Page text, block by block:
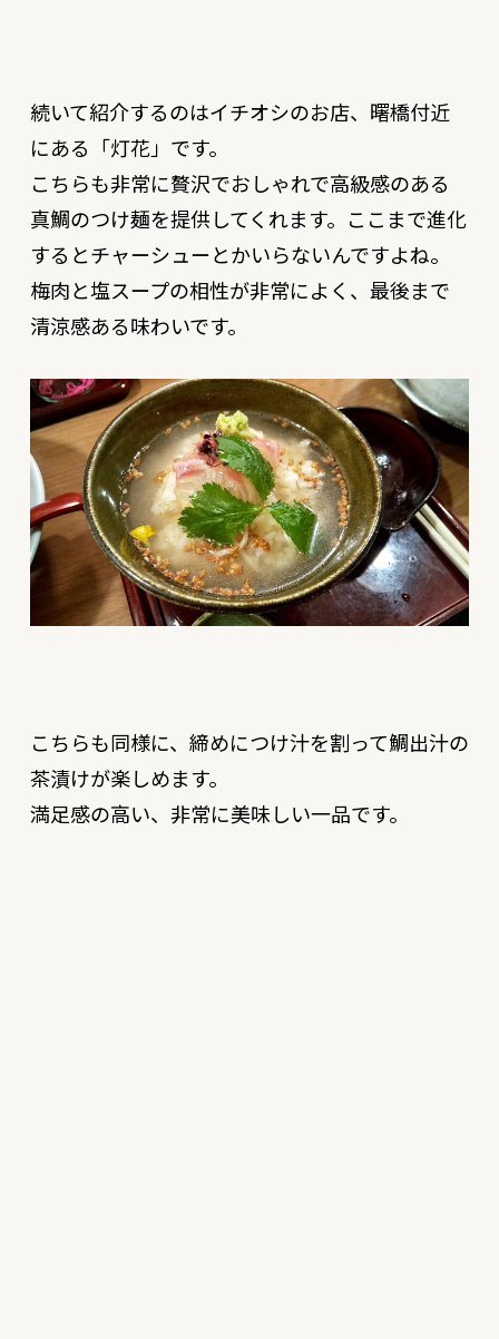
続いて紹介するのはイチオシのお店、曙橋付近
にある「灯花」です。
こちらも非常に贅沢でおしゃれで高級感のある
真鯛のつけ麺を提供してくれます。ここまで進化
するとチャーシューとかいらないんですよね。
梅肉と塩スープの相性が非常によく、最後まで
清涼感ある味わいです。
こちらも同様に、締めにつけ汁を割って鯛出汁の
茶漬けが楽しめます。
満足感の高い、非常に美味しい一品です。